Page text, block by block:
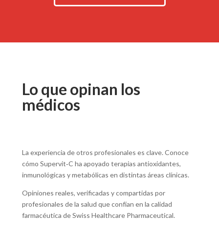
Lo que opinan los
médicos
La experiencia de otros profesionales es clave. Conoce
cómo Supervit‑C ha apoyado terapias antioxidantes,
inmunológicas y metabólicas en distintas áreas clínicas.
Opiniones reales, verificadas y compartidas por
profesionales de la salud que confían en la calidad
farmacéutica de Swiss Healthcare Pharmaceutical.